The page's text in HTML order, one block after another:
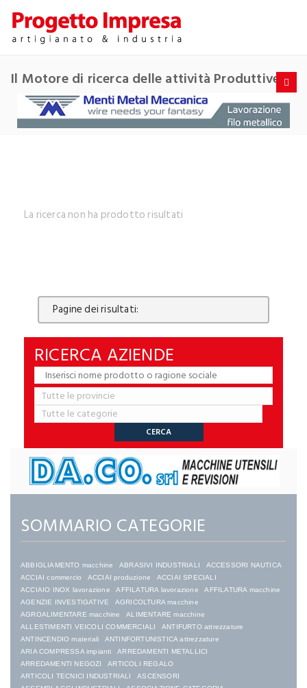
Il Motore di ricerca delle attività Produttive
La ricerca non ha prodotto risultati
Pagine dei risultati:
RICERCA AZIENDE
SOMMARIO CATEGORIE
ABBIGLIAMENTO macchine ABRASIVI INDUSTRIALI
ACCESSORI NAUTICA
ACCIAI commercio
ACCIAI produzione
ACCIAI SPECIALI
ACCIAIO INOX lavorazione
AFFILATURA lavorazione
AFFILATURA macchine
AGENZIE INVESTIGATIVE
AGRICOLTURA macchine
AGROALIMENTARE macchine
ALIMENTARE macchine
ALLESTIMENTI VEICOLI COMMERCIALI
ANTIFURTO attrezzature
ANTINCENDIO materiali
ANTINFORTUNISTICA attrezzature
ARIA COMPRESSA impianti
ARREDAMENTI METALLICI
ARREDAMENTI NEGOZI
ARTICOLI REGALO
ARTICOLI TECNICI INDUSTRIALI
ASCENSORI